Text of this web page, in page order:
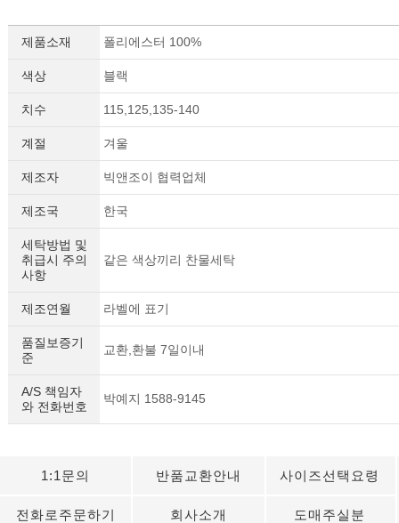
제품소재 폴리에스터 100%
색상 블랙
치수 115,125,135-140
계절 겨울
제조자 빅앤조이 협력업체
제조국 한국
세탁방법 및
취급시 주의
사항
같은 색상끼리 찬물세탁
제조연월 라벨에 표기
품질보증기
준
교환,환불 7일이내
A/S 책임자
와 전화번호
박예지 1588-9145
1:1문의 반품교환안내 사이즈선택요령
전화로주문하기 회사소개 도매주실분